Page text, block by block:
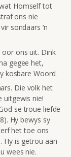
Homself tot
ons nie
sondaars ‘n
oor ons uit. Dink
gegee het,
kosbare Woord.
Die volk het
uitgewis nie!
se troue liefde
Hy bewys sy
het toe ons
Hy is getrou aan
wees nie.